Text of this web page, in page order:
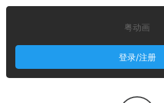
粤动画
登录/注册